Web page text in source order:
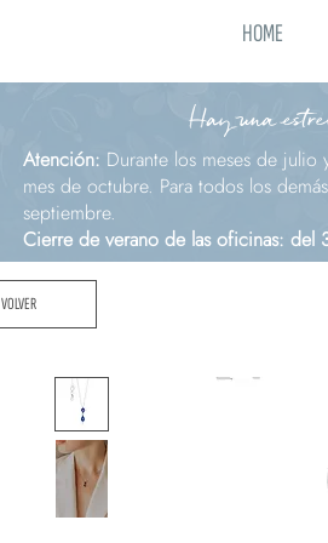
HOME
Hay una
Atención: Durante los meses de julio
mes de octubre. Para todos los
septiembre.
Cierre de verano de las oficinas:
VOLVER